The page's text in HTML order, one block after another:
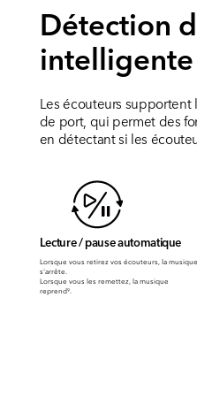
Détection
intelligente
Les écouteurs
de port, qui permet des
en détectant si les
Lecture / pause automatique
Lorsque vous retirez vos écouteurs, la musique
s'arrête.
Lorsque vous les remettez, la musique
reprend9.